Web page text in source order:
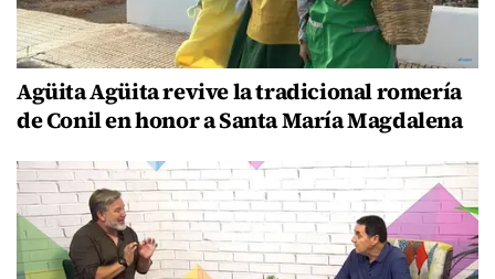
Agüita Agüita revive la tradicional romería
de Conil en honor a Santa María Magdalena